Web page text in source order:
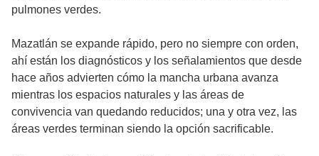
pulmones verdes.
Mazatlán se expande rápido, pero no siempre con orden,
ahí están los diagnósticos y los señalamientos que desde
hace años advierten cómo la mancha urbana avanza
mientras los espacios naturales y las áreas de
convivencia van quedando reducidos; una y otra vez, las
áreas verdes terminan siendo la opción sacrificable.